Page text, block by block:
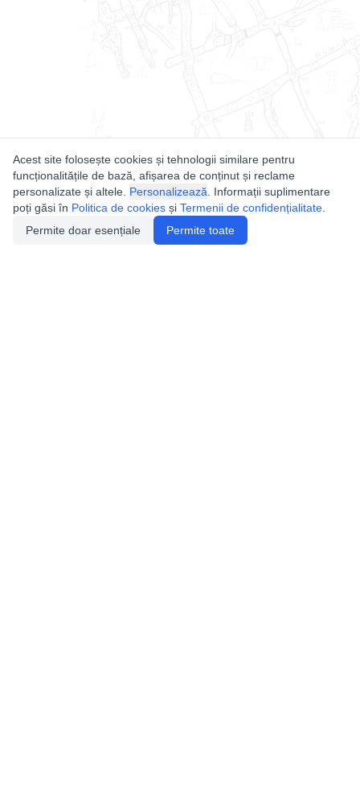
Acest site folosește cookies și tehnologii similare pentru
funcționalitățile de bază, afișarea de conținut și reclame
personalizate și altele. Personalizează . Informații suplimentare
poți găsi în Politica de cookies și Termenii de confidențialitate
Permite doar esențiale
Permite toate